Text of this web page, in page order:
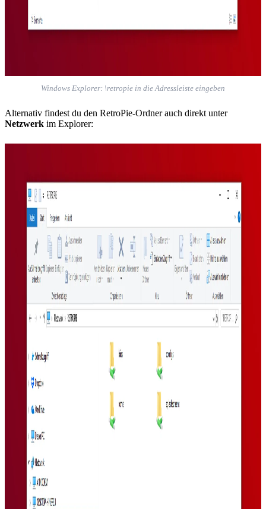
Windows Explorer: \retropie in die Adressleiste eingeben
Alternativ findest du den RetroPie-Ordner auch direkt unter
Netzwerk im Explorer: